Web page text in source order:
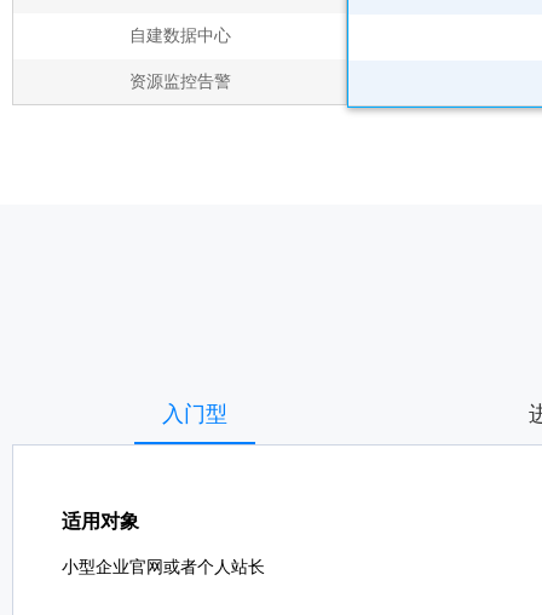
自建数据中心
资源监控告警
入门型
适用对象
小型企业官网或者个人站长